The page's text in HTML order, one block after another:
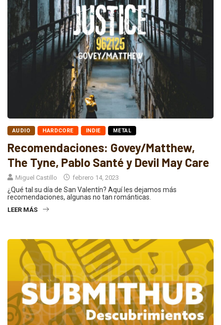
AUDIO HARDCORE INDIE METAL
Recomendaciones: Govey/Matthew,
The Tyne, Pablo Santé y Devil May Care
Miguel Castillo febrero 14, 2023
¿Qué tal su día de San Valentín? Aquí les dejamos más
recomendaciones, algunas no tan románticas.
LEER MÁS